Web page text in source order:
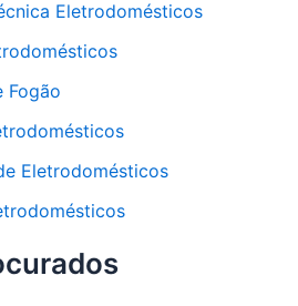
Eletrodomésticos
Fogão
Eletrodomésticos